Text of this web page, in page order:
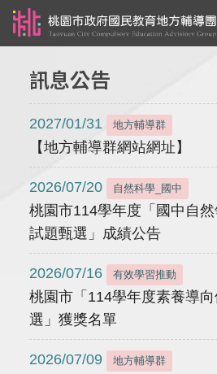
訊息公告
2027/01/31 地方輔導群
【地方輔導群網站網址】
2026/07/20 自然科學_國中
桃園市114學年度「國中自
試題甄選」成績公告
2026/07/16 有效學習推動
桃園市「114學年度素養導
選」獲獎名單
2026/07/09 地方輔導群